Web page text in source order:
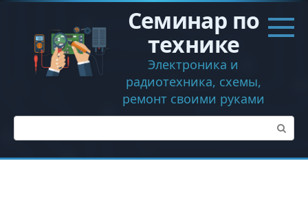
Перейти
контенту
Семинар по
технике
Электроника и
радиотехника, схемы,
ремонт своими руками
Поиск: